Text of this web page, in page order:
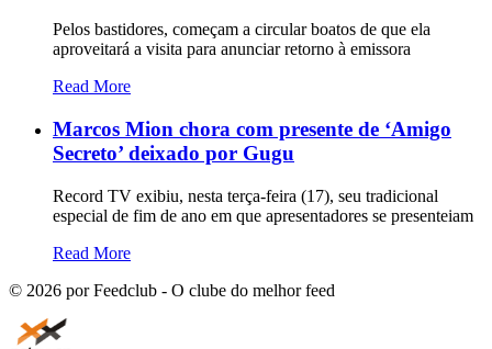
Pelos bastidores, começam a circular boatos de que ela
aproveitará a visita para anunciar retorno à emissora
Read More
Marcos Mion chora com presente de ‘Amigo
Secreto’ deixado por Gugu
Record TV exibiu, nesta terça-feira (17), seu tradicional
especial de fim de ano em que apresentadores se presenteiam
Read More
© 2026 por Feedclub - O clube do melhor feed